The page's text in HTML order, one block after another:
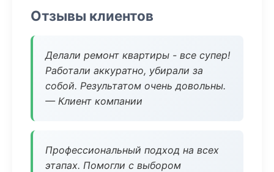
Отзывы клиентов
Делали ремонт квартиры - все супер!
Работали аккуратно, убирали за
собой. Результатом очень довольны.
— Клиент компании
Профессиональный подход на всех
этапах. Помогли с выбором